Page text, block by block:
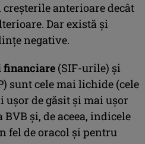
anterioare decât
Dar există şi
negative.
financiare (SIF-urile) şi
sunt cele mai lichide (cele
de găsit şi mai uşor
şi, de aceea, indicele
fel de oracol şi pentru